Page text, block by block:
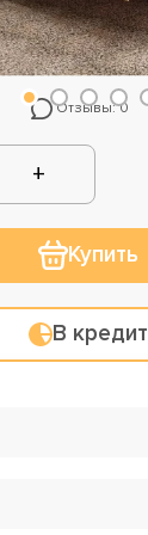
Отзывы: 0
Купить
В кредит